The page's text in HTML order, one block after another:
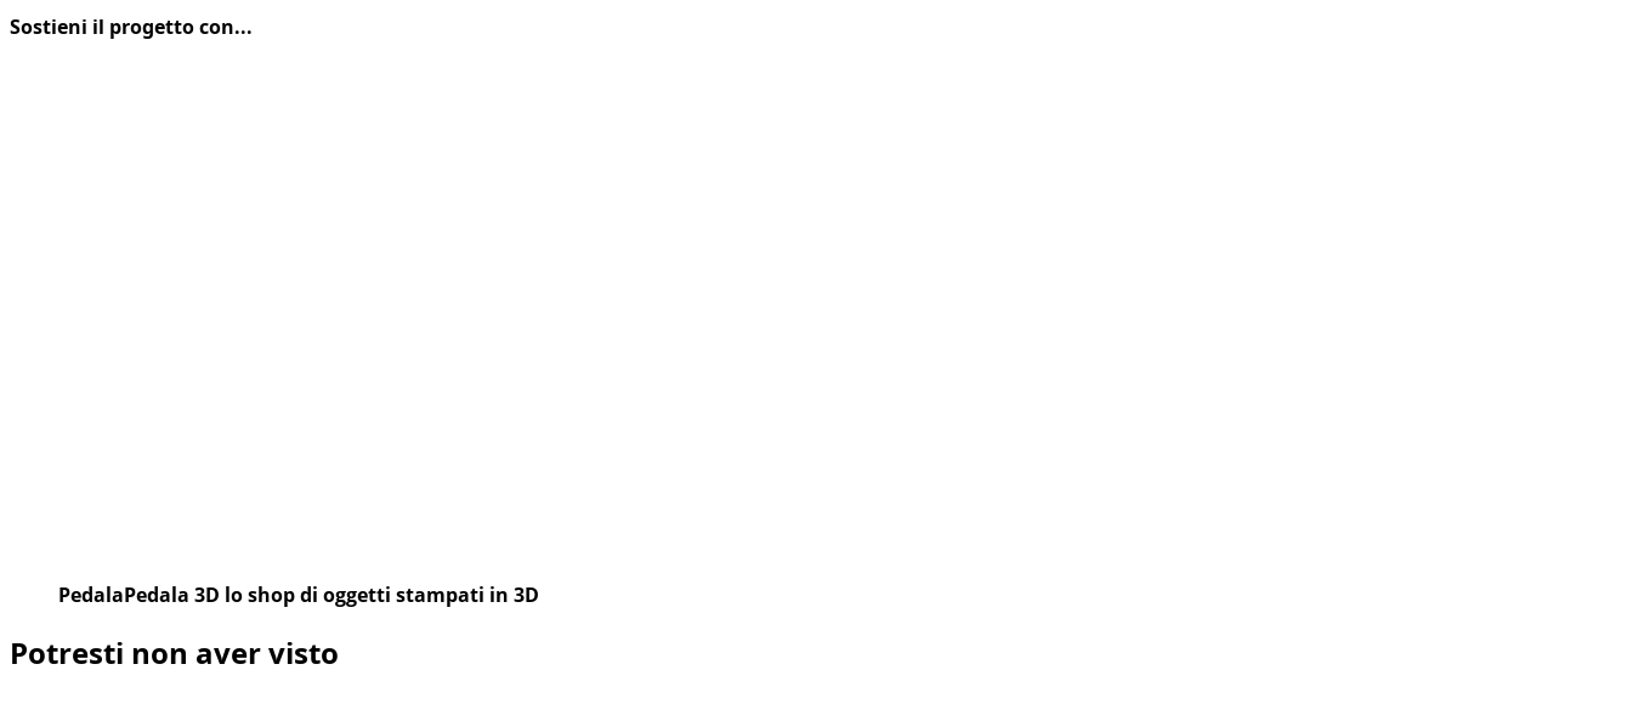
STRAMILANO
Sostieni il progetto con...
PedalaPedala 3D lo shop di oggetti stampati in 3D
Potresti non aver visto